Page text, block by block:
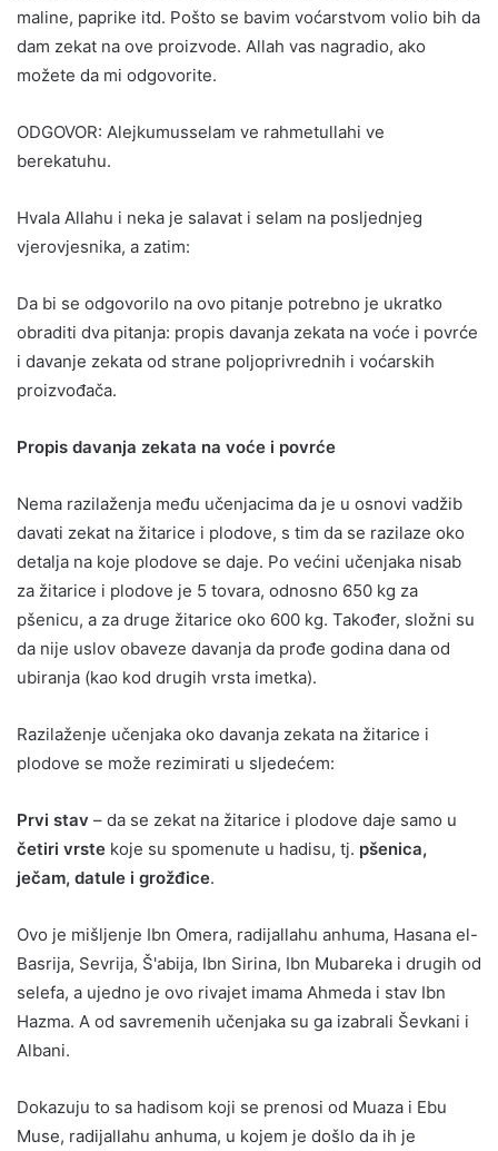
maline, paprike itd. Pošto se bavim voćarstvom volio bih da
dam zekat na ove proizvode. Allah vas nagradio, ako
možete da mi odgovorite.
ODGOVOR: Alejkumusselam ve rahmetullahi ve
berekatuhu.
Hvala Allahu i neka je salavat i selam na posljednjeg
vjerovjesnika, a zatim:
Da bi se odgovorilo na ovo pitanje potrebno je ukratko
obraditi dva pitanja: propis davanja zekata na voće i povrće
i davanje zekata od strane poljoprivrednih i voćarskih
proizvođača.
Propis davanja zekata na voće i povrće
Nema razilaženja među učenjacima da je u osnovi vadžib
davati zekat na žitarice i plodove, s tim da se razilaze oko
detalja na koje plodove se daje. Po većini učenjaka nisab
za žitarice i plodove je 5 tovara, odnosno 650 kg za
pšenicu, a za druge žitarice oko 600 kg. Također, složni su
da nije uslov obaveze davanja da prođe godina dana od
ubiranja (kao kod drugih vrsta imetka).
Razilaženje učenjaka oko davanja zekata na žitarice i
plodove se može rezimirati u sljedećem:
Prvi stav – da se zekat na žitarice i plodove daje samo u
četiri vrste koje su spomenute u hadisu, tj. pšenica,
ječam, datule i grožđice.
Ovo je mišljenje Ibn Omera, radijallahu anhuma, Hasana el-
Basrija, Sevrija, Š'abija, Ibn Sirina, Ibn Mubareka i drugih od
selefa, a ujedno je ovo rivajet imama Ahmeda i stav Ibn
Hazma. A od savremenih učenjaka su ga izabrali Ševkani i
Albani.
Dokazuju to sa hadisom koji se prenosi od Muaza i Ebu
Muse, radijallahu anhuma, u kojem je došlo da ih je